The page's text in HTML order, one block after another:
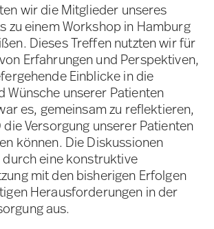
wir die Mitglieder unseres
zu einem Workshop in Hamburg
Dieses Treffen nutzten wir für
Erfahrungen und Perspektiven,
Einblicke in die
Wünsche unserer Patienten
es, gemeinsam zu reflektieren,
die Versorgung unserer Patienten
können. Die Diskussionen
eine konstruktive
mit den bisherigen Erfolgen
Herausforderungen in der
aus.